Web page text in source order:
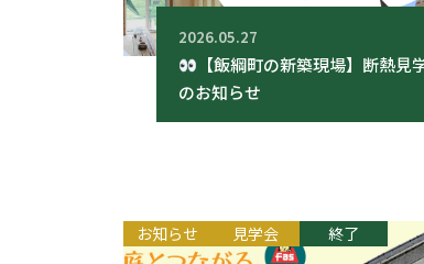
2026.05.27
【飯綱町の新築現場】断熱
のお知らせ
お知らせ 見学会 終了